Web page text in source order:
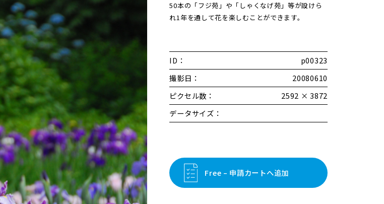
50本の「フジ苑」や「しゃくなげ苑」等が設けら
れ1年を通して花を楽しむことができます。
ID：
p00323
撮影日：
20080610
ピクセル数：
2592 × 3872
データサイズ：
Free – 申請カートへ追加